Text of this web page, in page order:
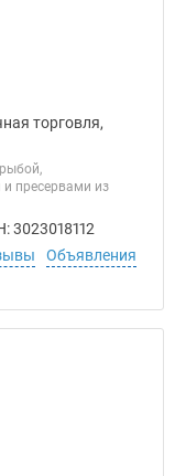
всего и сегодня
торговля,
пресервами из
3023018112
Объявления